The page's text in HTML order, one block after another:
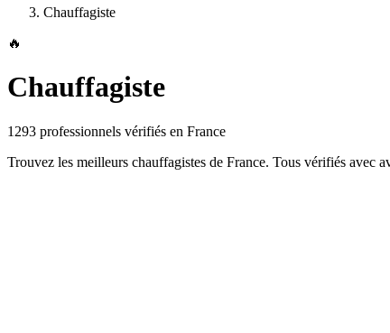
Chauffagiste
🔥
Chauffagiste
1293 professionnels vérifiés en France
Trouvez les meilleurs chauffagistes de France. Tous vérifiés avec